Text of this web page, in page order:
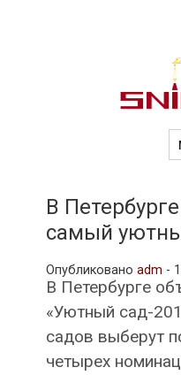
В
самый
Опубликовано adm -
В Петербурге
«Уютный сад-
садов выберут
четырех